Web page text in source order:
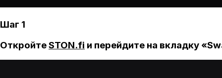
Шаг 1
ОткройтеSTON.fi и перейдите на вкладку